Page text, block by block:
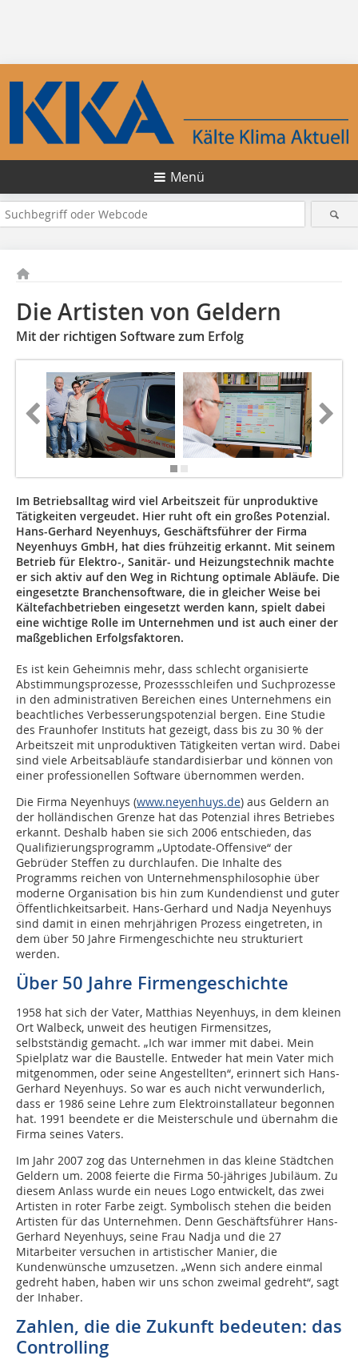
Menü
Die Artisten von Geldern
Mit der richtigen Software zum Erfolg
Im Betriebsalltag wird viel Arbeitszeit für unproduktive
Tätigkeiten vergeudet. Hier ruht oft ein großes Potenzial.
Hans-Gerhard Neyenhuys, Geschäftsführer der Firma
Neyenhuys GmbH, hat dies frühzeitig erkannt. Mit seinem
Betrieb für Elektro-, Sanitär- und Heizungstechnik machte
er sich aktiv auf den Weg in Richtung optimale Abläufe. Die
eingesetzte Branchensoftware, die in gleicher Weise bei
Kältefachbetrieben eingesetzt werden kann, spielt dabei
eine wichtige Rolle im Unternehmen und ist auch einer der
maßgeblichen Erfolgsfaktoren.
Es ist kein Geheimnis mehr, dass schlecht organisierte
Abstimmungsprozesse, Prozessschleifen und Suchprozesse
in den administrativen Bereichen eines Unternehmens ein
beachtliches Verbesserungspotenzial bergen. Eine Studie
des Fraunhofer Instituts hat gezeigt, dass bis zu 30 % der
Arbeitszeit mit unproduktiven Tätigkeiten vertan wird. Dabei
sind viele Arbeitsabläufe standardisierbar und können von
einer professionellen Software übernommen werden.
Die Firma Neyenhuys (www.neyenhuys.de) aus Geldern an
der holländischen Grenze hat das Potenzial ihres Betriebes
erkannt. Deshalb haben sie sich 2006 entschieden, das
Qualifizierungsprogramm „Uptodate-Offensive“ der
Gebrüder Steffen zu durchlaufen. Die Inhalte des
Programms reichen von Unternehmensphilosophie über
moderne Organisation bis hin zum Kundendienst und guter
Öffentlichkeitsarbeit. Hans-Gerhard und Nadja Neyenhuys
sind damit in einen mehrjährigen Prozess eingetreten, in
dem über 50 Jahre Firmengeschichte neu strukturiert
werden.
Über 50 Jahre Firmengeschichte
1958 hat sich der Vater, Matthias Neyenhuys, in dem kleinen
Ort Walbeck, unweit des heutigen Firmensitzes,
selbstständig gemacht. „Ich war immer mit dabei. Mein
Spielplatz war die Baustelle. Entweder hat mein Vater mich
mitgenommen, oder seine Angestellten“, erinnert sich Hans-
Gerhard Neyenhuys. So war es auch nicht verwunderlich,
dass er 1986 seine Lehre zum Elektroinstallateur begonnen
hat. 1991 beendete er die Meisterschule und übernahm die
Firma seines Vaters.
Im Jahr 2007 zog das Unternehmen in das kleine Städtchen
Geldern um. 2008 feierte die Firma 50-jähriges Jubiläum. Zu
diesem Anlass wurde ein neues Logo entwickelt, das zwei
Artisten in roter Farbe zeigt. Symbolisch stehen die beiden
Artisten für das Unternehmen. Denn Geschäftsführer Hans-
Gerhard Neyenhuys, seine Frau Nadja und die 27
Mitarbeiter versuchen in artistischer Manier, die
Kundenwünsche umzusetzen. „Wenn sich andere einmal
gedreht haben, haben wir uns schon zweimal gedreht“, sagt
der Inhaber.
Zahlen, die die Zukunft bedeuten: das
Controlling